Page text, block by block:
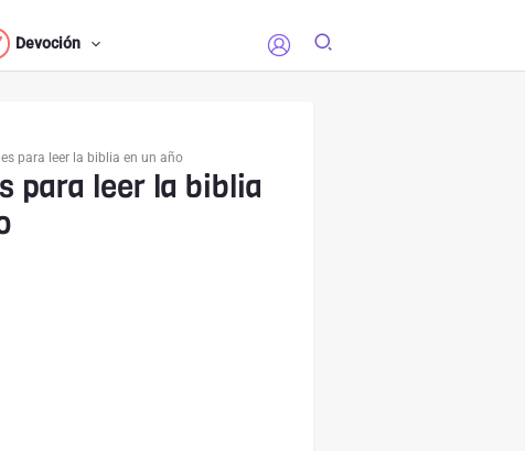
Devoción
para leer la biblia en un año
para leer la biblia